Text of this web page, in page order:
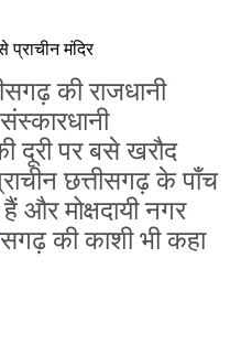
की राजधानी
दूरी पर बसे खरौद
छत्तीसगढ़ के पाँच
मोक्षदायी नगर
की काशी भी कहा